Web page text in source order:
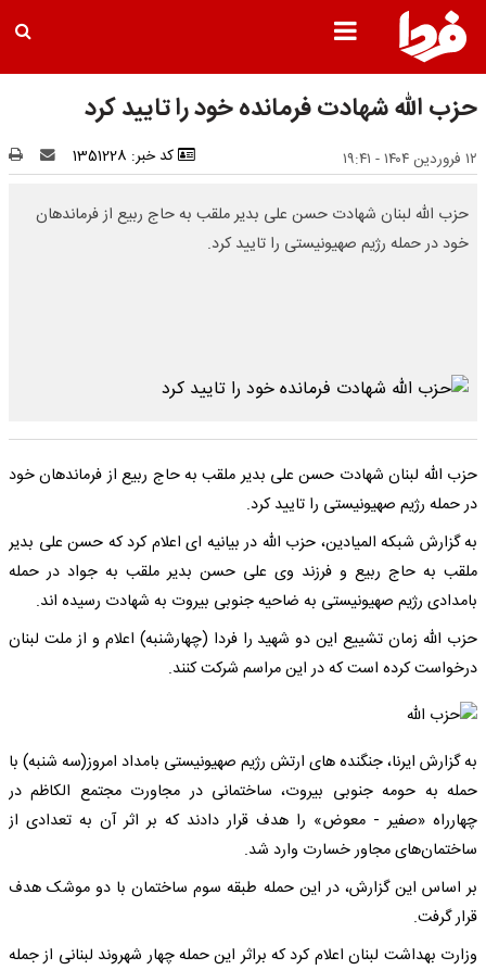
حزب الله شهادت فرمانده خود را تایید کرد
۱۲ فروردین ۱۴۰۴ - ۱۹:۴۱ کد خبر: 1351228
حزب الله لبنان شهادت حسن علی بدیر ملقب به حاج ربیع از فرماندهان
خود در حمله رژیم صهیونیستی را تایید کرد.
حزب الله لبنان شهادت حسن علی بدیر ملقب به حاج ربیع از فرماندهان خود
در حمله رژیم صهیونیستی را تایید کرد.
به گزارش شبکه المیادین، حزب الله در بیانیه ای اعلام کرد که حسن علی بدیر
ملقب به حاج ربیع و فرزند وی علی حسن بدیر ملقب به جواد در حمله
بامدادی رژیم صهیونیستی به ضاحیه جنوبی بیروت به شهادت رسیده اند.
حزب الله زمان تشییع این دو شهید را فردا (چهارشنبه) اعلام و از ملت لبنان
درخواست کرده است که در این مراسم شرکت کنند.
به گزارش ایرنا، جنگنده های ارتش رژیم صهیونیستی بامداد امروز(سه شنبه) با
حمله به حومه جنوبی بیروت، ساختمانی در مجاورت مجتمع الکاظم در
چهارراه «صفیر - معوض» را هدف قرار دادند که بر اثر آن به تعدادی از
ساختمان‌های مجاور خسارت وارد شد.
بر اساس این گزارش، در این حمله طبقه سوم ساختمان با دو موشک هدف
قرار گرفت.
وزارت بهداشت لبنان اعلام کرد که براثر این حمله چهار شهروند لبنانی از جمله